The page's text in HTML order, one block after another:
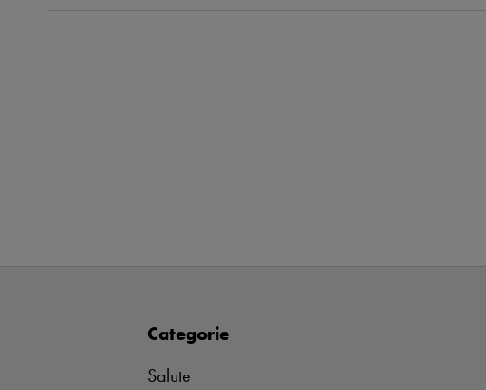
Categorie
Salute